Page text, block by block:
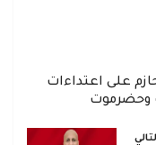
على اعتداءات
وحضرموت